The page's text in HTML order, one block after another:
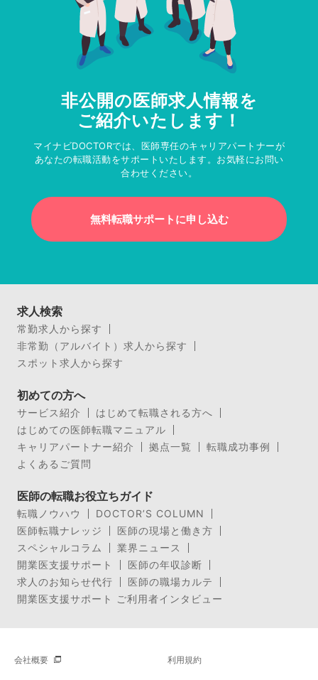
非公開の医師求人情報を
ご紹介いたします！
マイナビDOCTORでは、医師専任のキャリアパートナーが
あなたの転職活動をサポートいたします。お気軽にお問い
合わせください。
無料転職サポートに申し込む
求人検索
常勤求人から探す
非常勤（アルバイト）求人から探す
スポット求人から探す
初めての方へ
サービス紹介
はじめて転職される方へ
はじめての医師転職マニュアル
キャリアパートナー紹介
拠点一覧
転職成功事例
よくあるご質問
医師の転職お役立ちガイド
転職ノウハウ
DOCTOR’S COLUMN
医師転職ナレッジ
医師の現場と働き方
スペシャルコラム
業界ニュース
開業医支援サポート
医師の年収診断
求人のお知らせ代行
医師の職場カルテ
開業医支援サポート ご利用者インタビュー
会社概要 利用規約